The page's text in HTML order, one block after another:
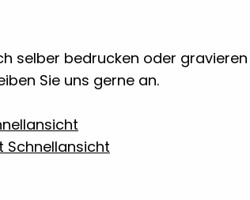
selber bedrucken oder
Sie uns gerne an.
Schnellansicht